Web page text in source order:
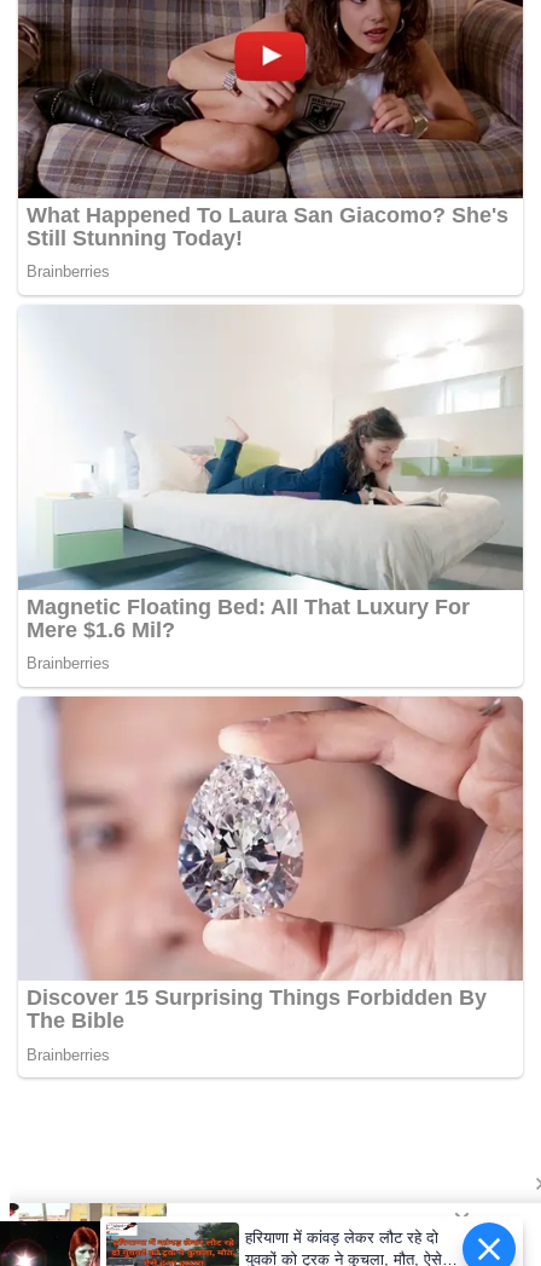
हरियाणा में कांवड़ लेकर लौट रहे दो
युवकों को ट्रक ने कुचला, मौत, ऐसे